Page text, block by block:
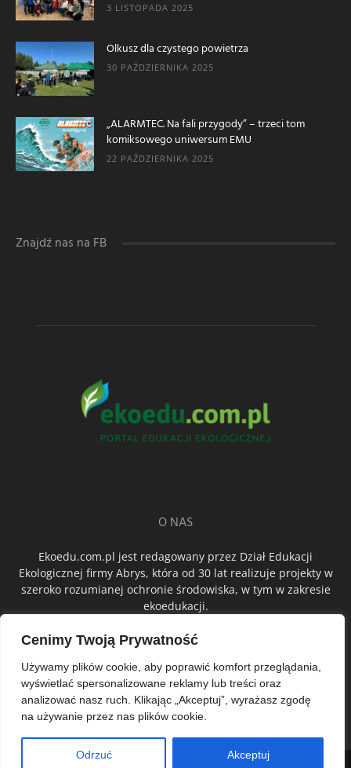
Cenimy Twoją Prywatność
Używamy plików cookie, aby poprawić komfort przeglądania,
wyświetlać spersonalizowane reklamy lub treści oraz
analizować nasz ruch. Klikając „Akceptuj”, wyrażasz zgodę
na używanie przez nas plików cookie.
Odrzuć Akceptuj
3 LISTOPADA 2025
Olkusz dla czystego powietrza
30 PAŹDZIERNIKA 2025
„ALARMTEC. Na fali przygody” – trzeci tom
komiksowego uniwersum EMU
22 PAŹDZIERNIKA 2025
Znajdź nas na FB
O NAS
Ekoedu.com.pl jest redagowany przez Dział Edukacji
Ekologicznej firmy Abrys, która od 30 lat realizuje projekty w
szeroko rozumianej ochronie środowiska, w tym w zakresie
ekoedukacji.
ŚLEDŹ NAS